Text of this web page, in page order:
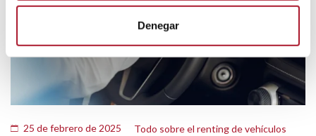
Denegar
25 de febrero de 2025 Todo sobre el renting de vehículos